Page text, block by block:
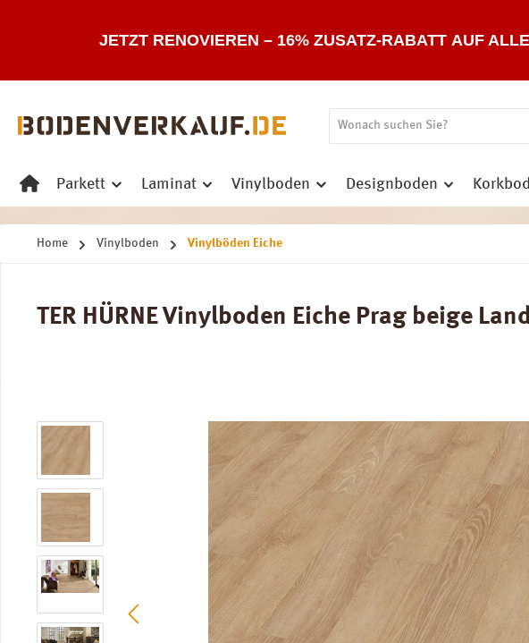
JETZT RENOVIEREN – 16% ZUSATZ-RABATT AUF
Parkett Laminat Vinylboden Designboden
Home Vinylboden Vinylböden Eiche
TER HÜRNE Vinylboden Eiche Prag beige
Bildergalerie überspringen